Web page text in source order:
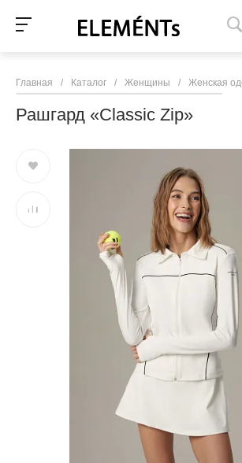
Главная / Каталог / Женщины / Женская
Рашгард «Classic Zip»